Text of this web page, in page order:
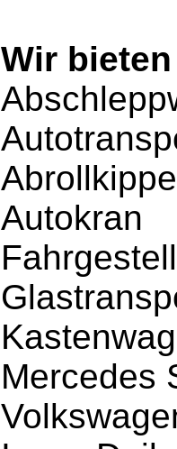
Wir
Autokran
Fahrgestell
Mercedes